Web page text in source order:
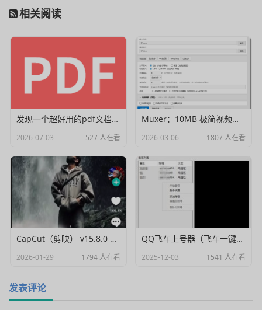
相关阅读
发现一个超好用的pdf文档编辑器
2026-07-03 527 人在看
Muxer：10MB 极简视频字幕批量封装工具 (单文件/绿色版)
2026-03-06 1807 人在看
CapCut（剪映） v15.8.0 国际高级会员解锁破解版
2026-01-29 1794 人在看
QQ飞车上号器（飞车一键登号器）V1.0
2025-12-03 1541 人在看
发表评论